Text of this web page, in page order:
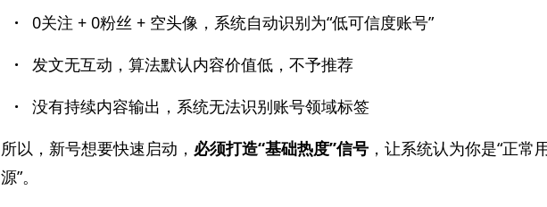
· 0关注 + 0粉丝 + 空头像，系统自动识别为“低可信度账号”
· 发文无互动，算法默认内容价值低，不予推荐
·
没有持续内容输出，系统无法识别账号领域标签
所以，新号想要快速启动， 必须打造“基础热度”信号 ，让系统认为你是“正常
源”。